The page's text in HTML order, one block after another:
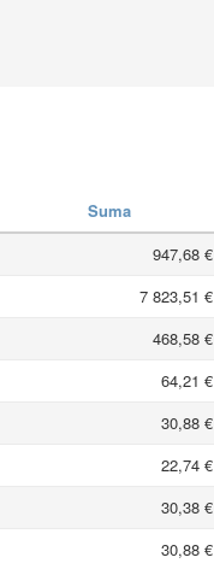
Suma
947,68 €
7 823,51 €
468,58 €
64,21 €
30,88 €
22,74 €
30,38 €
30,88 €